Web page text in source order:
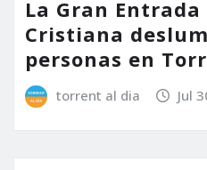
La Gran
Cristiana
personas en
torrent al dia Jul